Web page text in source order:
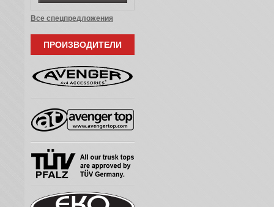
Все спецпредложения
ПРОИЗВОДИТЕЛИ